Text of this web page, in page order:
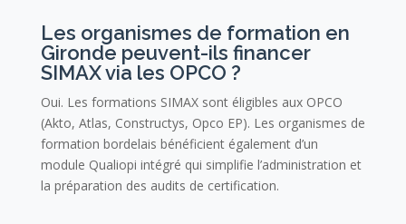
Les organismes de formation en
Gironde peuvent-ils financer
SIMAX via les OPCO ?
Oui. Les formations SIMAX sont éligibles aux OPCO
(Akto, Atlas, Constructys, Opco EP). Les organismes de
formation bordelais bénéficient également d’un
module Qualiopi intégré qui simplifie l’administration et
la préparation des audits de certification.